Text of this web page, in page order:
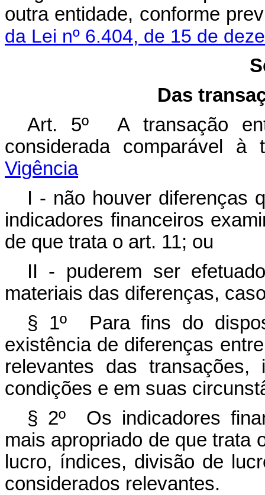
outra entidade, conforme
da Lei nº 6.404, de 15 de
Das
Art. 5º A transação
considerada comparável
Vigência
I - não houver diferenças
indicadores financeiros
de que trata o art. 11; ou
II - puderem ser
materiais das diferenças,
§ 1º Para fins do
existência de diferenças
relevantes das
condições e em suas
§ 2º Os indicadores
mais apropriado de que trata
lucro, índices, divisão de
considerados relevantes.